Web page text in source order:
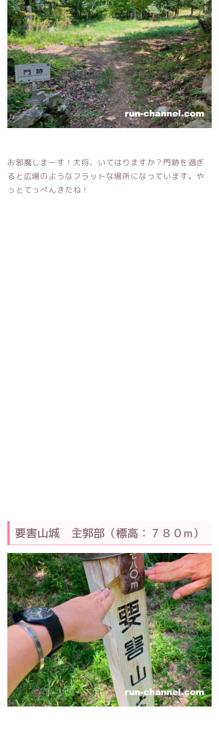
お邪魔しまーす！大将、いてはりますか？門跡を過ぎ
ると広場のようなフラットな場所になっています。や
っとてっぺんきたね！
要害山城 主郭部（標高：７８０m）